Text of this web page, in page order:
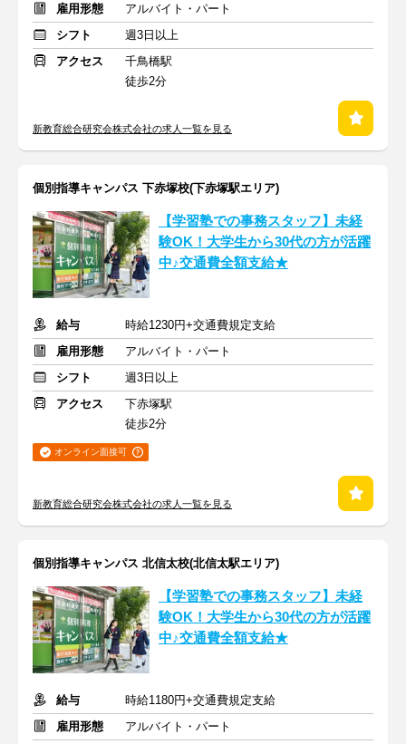
雇用形態
アルバイト・パート
シフト
週3日以上
アクセス
千鳥橋駅
徒歩2分
新教育総合研究会株式会社の求人一覧を見る
個別指導キャンパス 下赤塚校(下赤塚駅エリア)
【学習塾での事務スタッフ】未経
験OK！大学生から30代の方が活躍
中♪交通費全額支給★
給与
時給1230円+交通費規定支給
雇用形態
アルバイト・パート
シフト
週3日以上
アクセス
下赤塚駅
徒歩2分
オンライン面接可
新教育総合研究会株式会社の求人一覧を見る
個別指導キャンパス 北信太校(北信太駅エリア)
【学習塾での事務スタッフ】未経
験OK！大学生から30代の方が活躍
中♪交通費全額支給★
給与
時給1180円+交通費規定支給
雇用形態
アルバイト・パート